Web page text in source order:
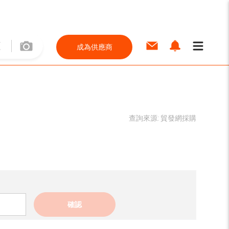
成為供應商
查詢來源: 貿發網採購
確認